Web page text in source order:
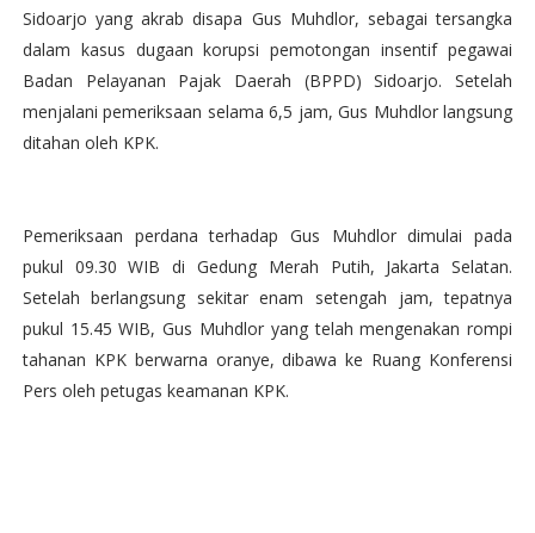
Sidoarjo yang akrab disapa Gus Muhdlor, sebagai tersangka
dalam kasus dugaan korupsi pemotongan insentif pegawai
Badan Pelayanan Pajak Daerah (BPPD) Sidoarjo. Setelah
menjalani pemeriksaan selama 6,5 jam, Gus Muhdlor langsung
ditahan oleh KPK.
Pemeriksaan perdana terhadap Gus Muhdlor dimulai pada
pukul 09.30 WIB di Gedung Merah Putih, Jakarta Selatan.
Setelah berlangsung sekitar enam setengah jam, tepatnya
pukul 15.45 WIB, Gus Muhdlor yang telah mengenakan rompi
tahanan KPK berwarna oranye, dibawa ke Ruang Konferensi
Pers oleh petugas keamanan KPK.